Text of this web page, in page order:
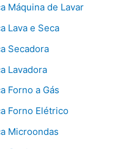
Máquina de Lavar
Lava e Seca
Secadora
Lavadora
Forno a Gás
Forno Elétrico
Microondas